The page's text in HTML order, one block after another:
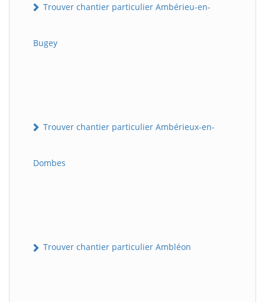
Trouver chantier particulier Ambérieu-en-
Bugey
Trouver chantier particulier Ambérieux-en-
Dombes
Trouver chantier particulier Ambléon